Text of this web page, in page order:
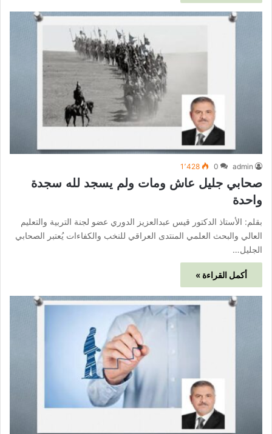
admin
0 1٬428
صحابي جليل عاش ومات ولم يسجد لله سجدة
واحدة
بقلم: الأستاذ الدكتور قيس عبدالعزيز الدوري عضو لجنة التربية والتعليم
العالي والبحث العلمي المنتدى العراقي للنخب والكفاءات يُعتبر الصحابي
الجليل…
أكمل القراءة »